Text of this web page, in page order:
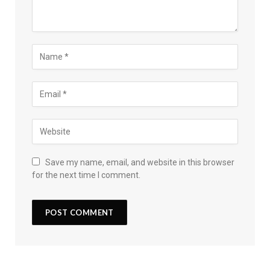
Save my name, email, and website in this browser
for the next time I comment.